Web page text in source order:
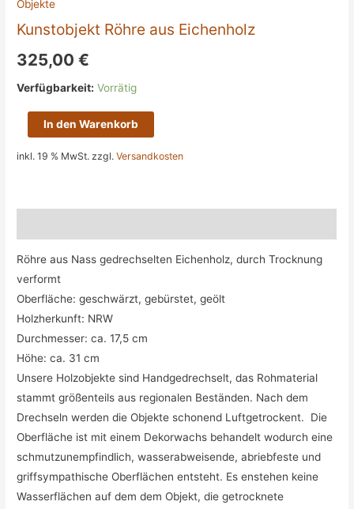
Objekte
Kunstobjekt Röhre aus Eichenholz
325,00€
Verfügbarkeit: Vorrätig
Kunstobjekt
Röhre
aus
In den Warenkorb
inkl. 19 % MwSt. zzgl.Versandkosten
Röhre aus Nass gedrechselten Eichenholz, durch Trocknung
verformt
Oberfläche: geschwärzt, gebürstet, geölt
Holzherkunft: NRW
Durchmesser: ca. 17,5 cm
Höhe: ca. 31 cm
Unsere Holzobjekte sind Handgedrechselt, das Rohmaterial
stammt größenteils aus regionalen Beständen. Nach dem
Drechseln werden die Objekte schonend Luftgetrockent. Die
Oberfläche ist mit einem Dekorwachs behandelt wodurch eine
schmutzunempfindlich, wasserabweisende, abriebfeste und
griffsympathische Oberflächen entsteht. Es enstehen keine
Wasserflächen auf dem dem Objekt, die getrocknete